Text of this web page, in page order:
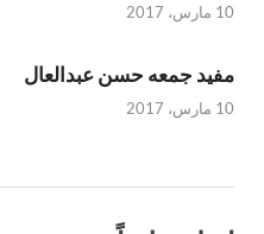
10 مارس، 2017
مفيد جمعه حسن عبدالعال
10 مارس، 2017